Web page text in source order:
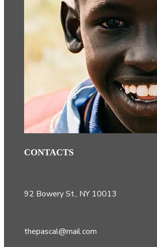
CONTACTS
92 Bowery St., NY 10013
thepascal@mail.com